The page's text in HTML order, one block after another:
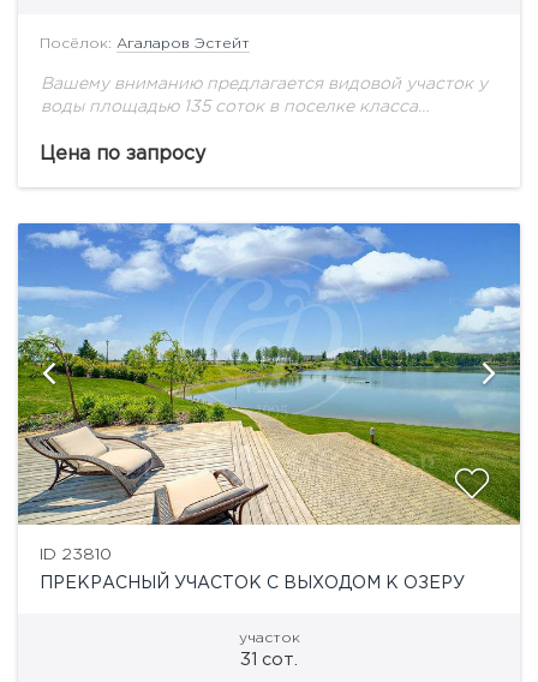
Посёлок: Агаларов Эстейт
Вашему вниманию предлагается видовой участок у
воды площадью 135 соток в поселке класса
центральные коммуникации.
Цена по запросу
ID 23810
ПРЕКРАСНЫЙ УЧАСТОК С ВЫХОДОМ К ОЗЕРУ
участок
31 сот.